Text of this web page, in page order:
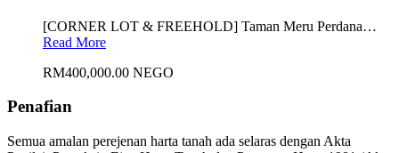
[CORNER LOT & FREEHOLD] Taman Meru Perdana…
Read More
RM400,000.00 NEGO
Penafian
Semua amalan perejenan harta tanah ada selaras dengan Akta